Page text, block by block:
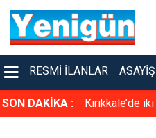
RESMI İLANLAR ASAYIŞ
SON DAKİKA : Kırıkkale’de